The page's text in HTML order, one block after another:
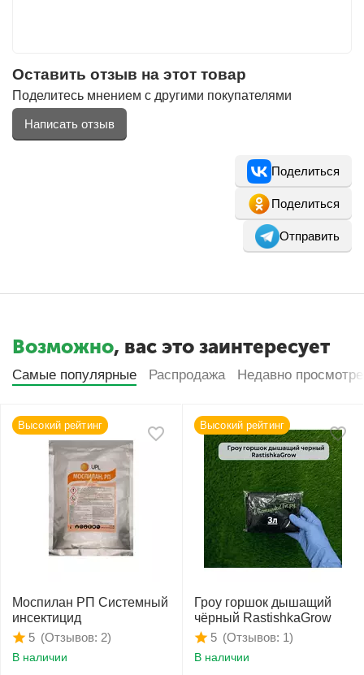
Оставить отзыв на этот товар
Поделитесь мнением с другими покупателями
Написать отзыв
Поделиться
Поделиться
Отправить
Возможно, вас это заинтересует
Самые популярные Распродажа Недавно
Высокий рейтинг
Моспилан РП Системный
инсектицид
(Отзывов: 2)
5
В наличии
Высокий рейтинг
Гроу горшок дышащий
чёрный RastishkaGrow
(Отзывов: 1)
5
В наличии